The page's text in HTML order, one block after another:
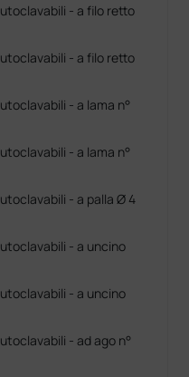
- a filo retto
- a filo retto
- a lama n°
- a lama n°
- a palla Ø 4
- a uncino
- a uncino
- ad ago n°